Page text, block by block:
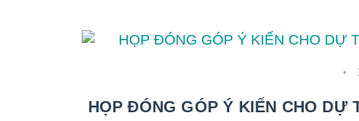
•
HỌP ĐÓNG GÓP Ý KIẾN CHO DỰ